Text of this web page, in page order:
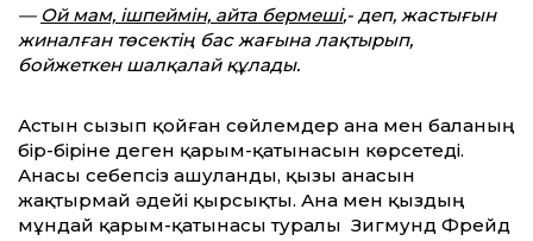
— Ой мам, ішпеймін, айта бермеші,- деп, жастығын
жиналған төсектің бас жағына лақтырып,
бойжеткен шалқалай құлады.
Астын сызып қойған сөйлемдер ана мен баланың
бір-біріне деген қарым-қатынасын көрсетеді.
Анасы себепсіз ашуланды, қызы анасын
жақтырмай әдейі қырсықты. Ана мен қыздың
мұндай қарым-қатынасы туралы Зигмунд Фрейд